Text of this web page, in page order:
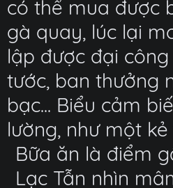
có thể mua được
gà quay, lúc lại
lập được đại
tước, ban thưởng
bạc... Biểu cảm
lường, như một
Bữa ăn là điểm
Lạc Tẫn nhìn